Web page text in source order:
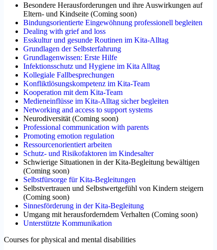
Besondere Herausforderungen und ihre Auswirkungen auf
Eltern- und Kindseite (Coming soon)
Bindungsorientierte Eingewöhnung professionell begleiten
Dealing with grief and loss
Esskultur und gesunde Routinen im Kita-Alltag
Grundlagen der Selbsterfahrung
Grundlagenwissen: Erste Hilfe
Infektionsschutz und Hygiene im Kita Alltag
Kollegiale Fallbesprechungen
Konfliktlösungskompetenz im Kita-Team
Kooperation mit dem Kita-Team
Medieneinflüsse im Kita-Alltag sicher begleiten
Networking and access to support systems
Neurodiversität (Coming soon)
Professional communication with parents
Promoting emotion regulation
Ressourcenorientiert arbeiten
Schutz- und Risikofaktoren im Kindesalter
Schwierige Situationen in der Kita-Begleitung bewältigen
(Coming soon)
Selbstfürsorge für Kita-Begleitungen
Selbstvertrauen und Selbstwertgefühl von Kindern steigern
(Coming soon)
Sinnesförderung in der Kita-Begleitung
Umgang mit herausforderndem Verhalten (Coming soon)
Unterstützte Kommunikation
Courses for physical and mental disabilities